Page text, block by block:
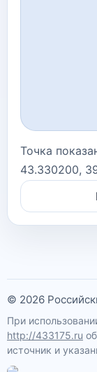
Точка
43.330200,
© 2026
При
http://433175.ru
источник и